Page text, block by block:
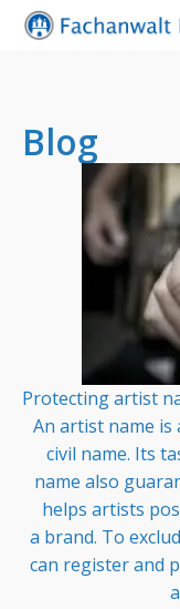
Blog
Protecting artist
An artist name
civil name. Its
name also
helps artists
a brand. To
can register and